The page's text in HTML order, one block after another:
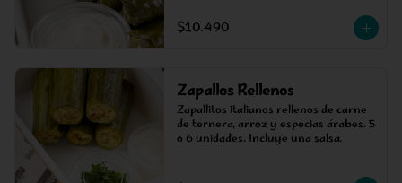
$10.490
Zapallos Rellenos
Zapallitos italianos rellenos de carne
de ternera, arroz y especias árabes. 5
o 6 unidades. Incluye una salsa.